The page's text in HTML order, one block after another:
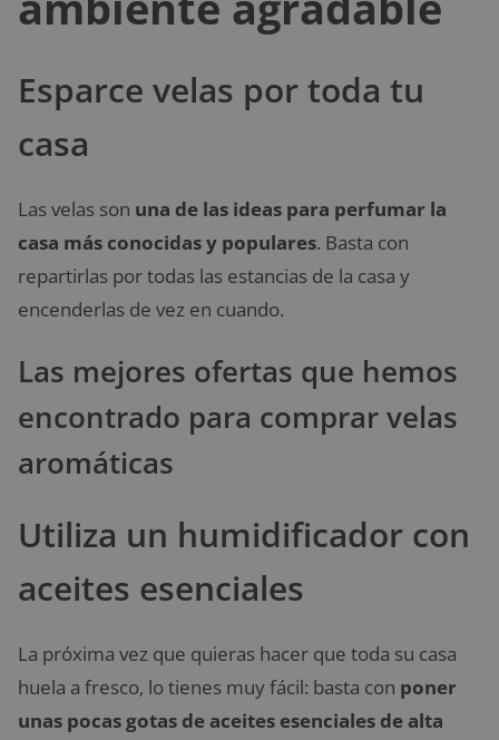
Esparce velas por toda tu
casa
Las velas son una de las ideas para perfumar la
casa más conocidas y populares. Basta con
repartirlas por todas las estancias de la casa y
encenderlas de vez en cuando.
Las mejores ofertas que hemos
encontrado para comprar velas
aromáticas
Utiliza un humidificador con
aceites esenciales
La próxima vez que quieras hacer que toda su casa
huela a fresco, lo tienes muy fácil: basta con poner
unas pocas gotas de aceites esenciales de alta